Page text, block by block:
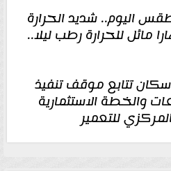
اليوم.. شديد الحرارة
مائل للحرارة رطب ليلا..
تتابع موقف تنفيذ
والخطة الاستثمارية
للتعمير